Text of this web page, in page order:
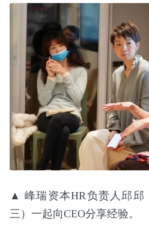
▲ 峰瑞资本HR负责人邱邱
三）一起向CEO分享经验。